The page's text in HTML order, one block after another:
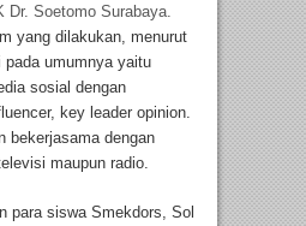
Soetomo Surabaya.
yang dilakukan, menurut
pada umumnya yaitu
sosial dengan
key leader opinion.
bekerjasama dengan
maupun radio.
para siswa Smekdors, Sol